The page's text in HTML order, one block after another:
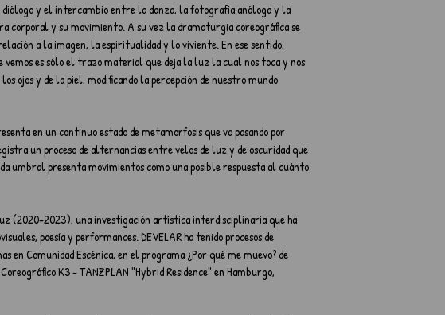
y el intercambio entre la danza, la fotografía análoga y la
corporal y su movimiento. A su vez la dramaturgia coreográfica se
a la imagen, la espiritualidad y lo viviente. En ese sentido,
vemos es sólo el trazo material que deja la luz la cual nos toca y nos
ojos y de la piel, modificando la percepción de nuestro mundo
en un continuo estado de metamorfosis que va pasando por
un proceso de alternancias entre velos de luz y de oscuridad que
umbral presenta movimientos como una posible respuesta al cuánto
(2020-2023), una investigación artística interdisciplinaria que ha
poesía y performances. DEVELAR ha tenido procesos de
Comunidad Escénica, en el programa ¿Por qué me muevo? de
K3 - TANZPLAN "Hybrid Residence" en Hamburgo,